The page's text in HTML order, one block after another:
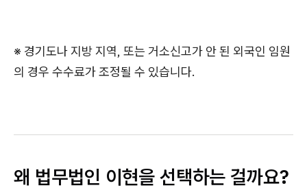
※ 경기도나 지방 지역, 또는 거소신고가 안 된 외국인 임원
의 경우 수수료가 조정될 수 있습니다.
왜 법무법인 이현을 선택하는 걸까요?